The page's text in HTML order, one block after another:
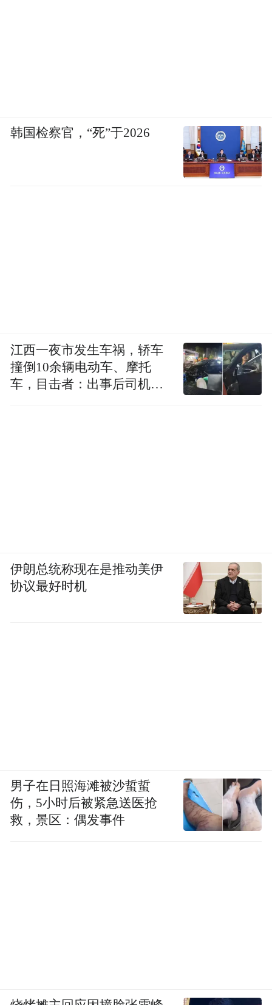
韩国检察官，“死”于2026
江西一夜市发生车祸，轿车
撞倒10余辆电动车、摩托
车，目击者：出事后司机一
伊朗总统称现在是推动美伊
协议最好时机
男子在日照海滩被沙蜇蜇
伤，5小时后被紧急送医抢
救，景区：偶发事件